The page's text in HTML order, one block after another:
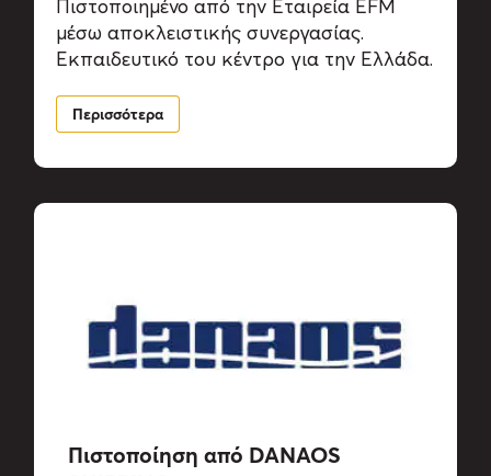
Πιστοποιημένο από την Εταιρεία EFM
μέσω αποκλειστικής συνεργασίας.
Εκπαιδευτικό του κέντρο για την Ελλάδα.
Περισσότερα
Πιστοποίηση από DANAOS